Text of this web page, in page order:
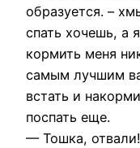
образуется. –
спать хочешь, а
кормить меня
самым лучшим
встать и
поспать еще.
— Тошка,